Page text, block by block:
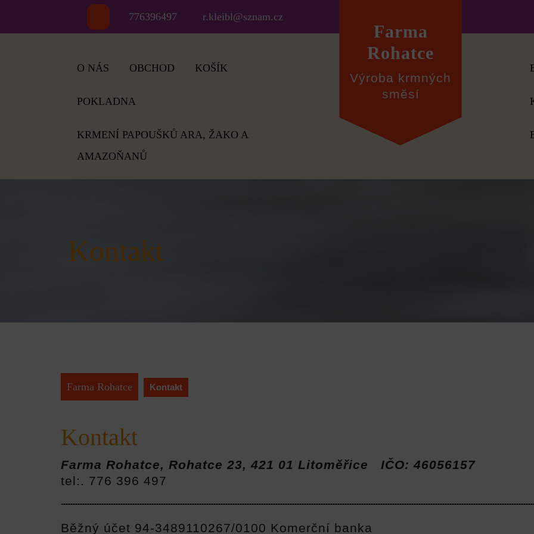
to
776396497 r.kleibl@sznam.cz
O NÁS OBCHOD KOŠÍK
POKLADNA
KRMENÍ PAPOUŠKŮ ARA, ŽAKO A
AMAZOŇANŮ
Farma
Rohatce
Výroba krmných
směsí
Kontakt
Farma Rohatce Kontakt
Kontakt
Farma Rohatce, Rohatce 23, 421 01 Litoměřice IČO: 46056157
tel:. 776 396 497
Běžný účet 94-3489110267/0100 Komerční banka